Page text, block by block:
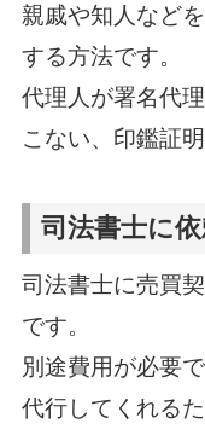
親戚や知人など
する方法です。
代理人が署名代
こない、印鑑証
司法書士に
司法書士に売買
です。
別途費用が必要
代行してくれる